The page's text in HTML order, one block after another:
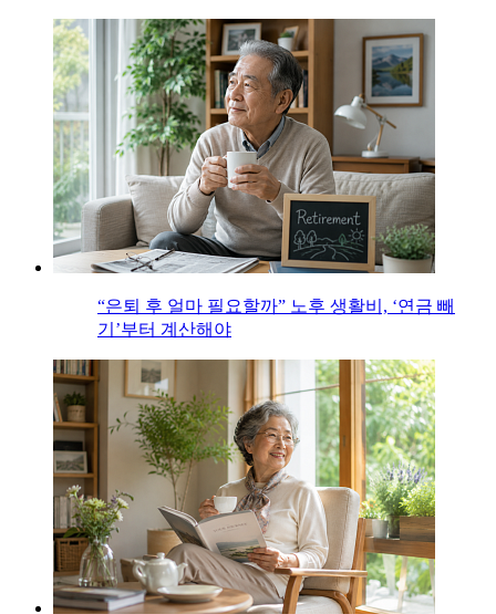
“은퇴 후 얼마 필요할까” 노후 생활비, ‘연금 빼
기’부터 계산해야